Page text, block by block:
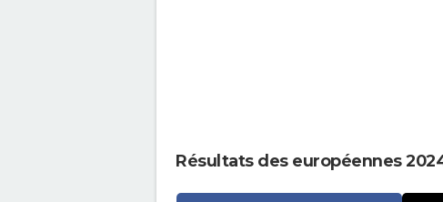
Résultats des européennes